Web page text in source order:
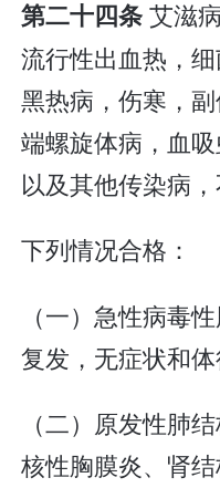
第二十四条艾滋
流行性出血热，
黑热病，伤寒，
端螺旋体病，血
以及其他传染病，
下列情况合格：
（一）急性病毒
复发，无症状和
（二）原发性肺
核性胸膜炎、肾